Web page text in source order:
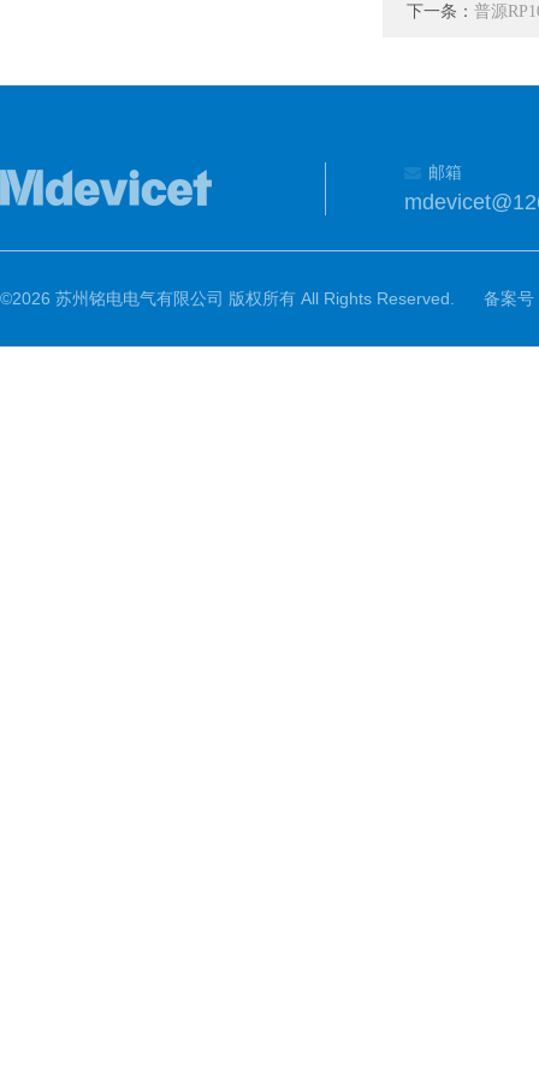
下一条： 普源
邮箱
©2026 苏州铭电电气有限公司 版权所有 All Rights Reserved. 备案号